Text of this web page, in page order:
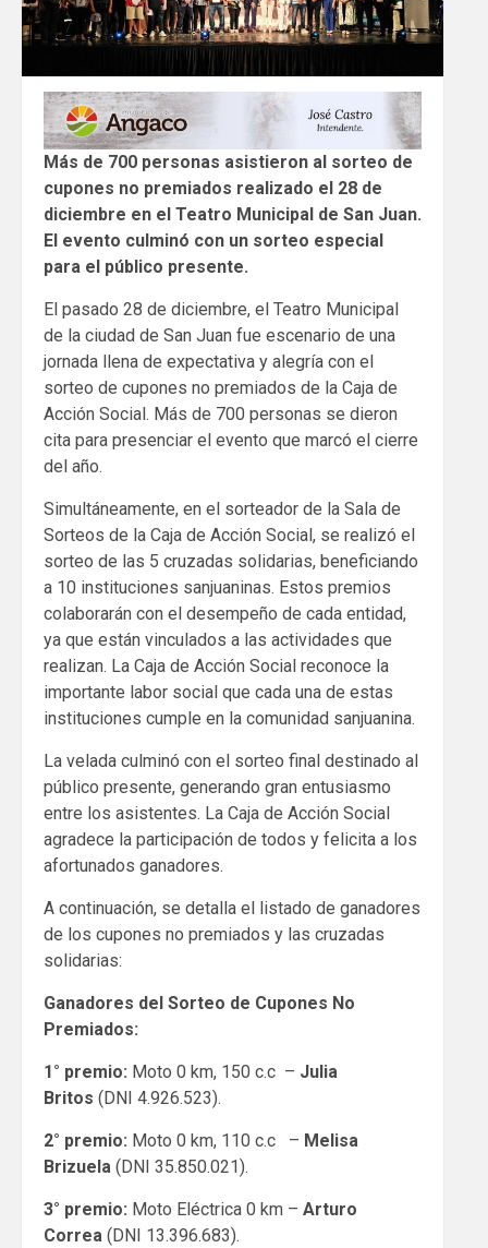
Más de 700 personas asistieron al sorteo de
cupones no premiados realizado el 28 de
diciembre en el Teatro Municipal de San Juan.
El evento culminó con un sorteo especial
para el público presente.
El pasado 28 de diciembre, el Teatro Municipal
de la ciudad de San Juan fue escenario de una
jornada llena de expectativa y alegría con el
sorteo de cupones no premiados de la Caja de
Acción Social. Más de 700 personas se dieron
cita para presenciar el evento que marcó el cierre
del año.
Simultáneamente, en el sorteador de la Sala de
Sorteos de la Caja de Acción Social, se realizó el
sorteo de las 5 cruzadas solidarias, beneficiando
a 10 instituciones sanjuaninas. Estos premios
colaborarán con el desempeño de cada entidad,
ya que están vinculados a las actividades que
realizan. La Caja de Acción Social reconoce la
importante labor social que cada una de estas
instituciones cumple en la comunidad sanjuanina.
La velada culminó con el sorteo final destinado al
público presente, generando gran entusiasmo
entre los asistentes. La Caja de Acción Social
agradece la participación de todos y felicita a los
afortunados ganadores.
A continuación, se detalla el listado de ganadores
de los cupones no premiados y las cruzadas
solidarias:
Ganadores del Sorteo de Cupones No
Premiados:
1° premio: Moto 0 km, 150 c.c – Julia
Britos (DNI 4.926.523).
2° premio: Moto 0 km, 110 c.c – Melisa
Brizuela (DNI 35.850.021).
3° premio: Moto Eléctrica 0 km – Arturo
Correa (DNI 13.396.683).